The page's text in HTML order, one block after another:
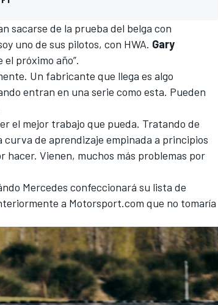
sacarse de la prueba del belga con
uno de sus pilotos, con HWA. Gary
próximo año”.
Un fabricante que llega es algo
entran en una serie como esta. Pueden
el mejor trabajo que pueda. Tratando de
de aprendizaje empinada a principios
hacer. Vienen, muchos más problemas por
Mercedes confeccionará su lista de
a Motorsport.com que no tomaría